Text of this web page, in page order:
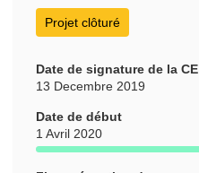
Projet clôturé
Date de signature de la CE
13 Decembre 2019
Date de début
1 Avril 2020